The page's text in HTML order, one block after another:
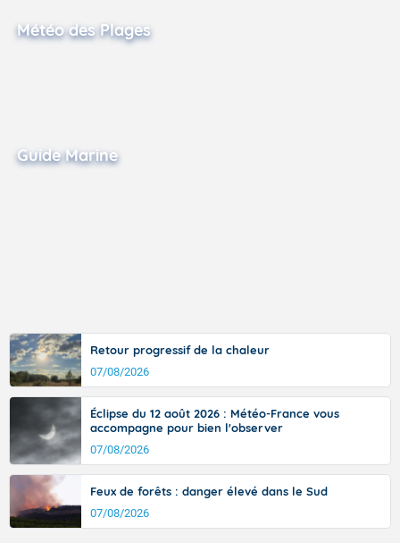
Météo des Plages
Guide Marine
Retour progressif de la chaleur
07/08/2026
Éclipse du 12 août 2026 : Météo-France vous
accompagne pour bien l'observer
07/08/2026
Feux de forêts : danger élevé dans le Sud
07/08/2026